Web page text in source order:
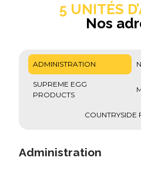
5 UNITÉS
Nos
ADMINISTRATION
SUPREME EGG
PRODUCTS
COUNTRYSIDE
Administration